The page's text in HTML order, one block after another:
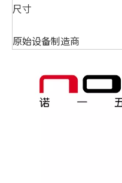
尺寸
原始设备制造商